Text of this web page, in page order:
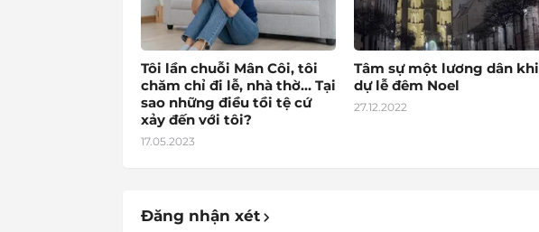
Tôi lần chuỗi Mân Côi, tôi
chăm chỉ đi lễ, nhà thờ… Tại
sao những điều tồi tệ cứ
xảy đến với tôi?
17.05.2023
Tâm sự một lương dân khi
dự lễ đêm Noel
27.12.2022
Đăng nhận xét